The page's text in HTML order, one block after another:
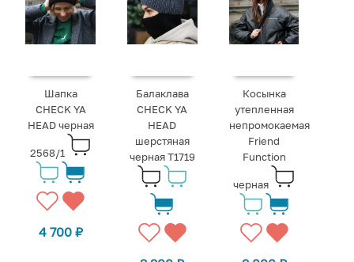
Шапка
CHECK YA
HEAD черная
2568/1
4 700 ₽
Балаклава
CHECK YA
HEAD
шерстяная
черная T1719
Косынка
утепленная
непромокаемая
Friend
Function
черная